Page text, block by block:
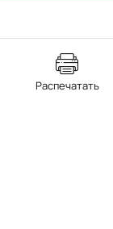
Распечатать